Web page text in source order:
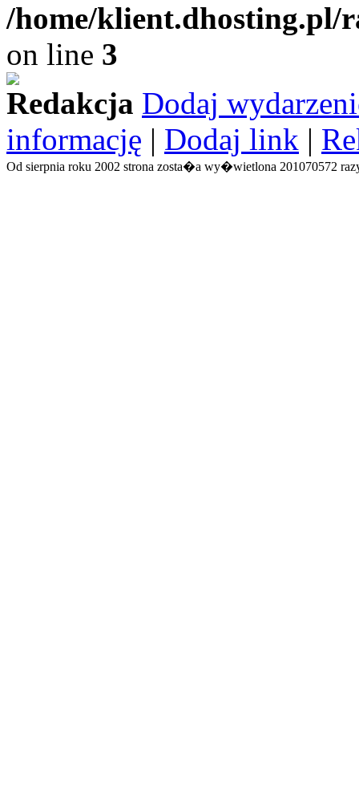
/home/
on line 3
Redakcja Dodaj
informację | Dodaj link |
Od sierpnia roku 2002 strona zosta�a wy�wietlona 201070572